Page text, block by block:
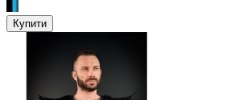
Купити